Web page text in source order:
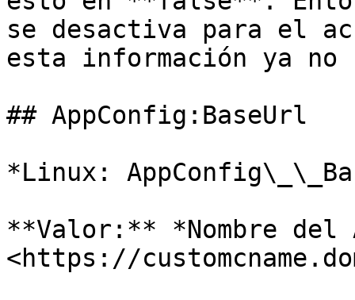
se desactiva para el
esta información ya
## AppConfig:BaseUrl
*Linux:
**Valor:** *Nombre del
<https://